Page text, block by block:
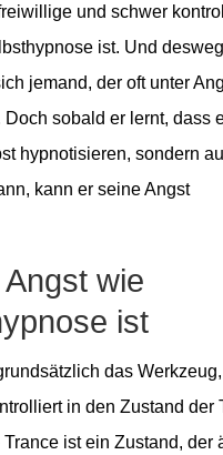
und schwer
ist. Und
jemand, der oft unter
Doch sobald er lernt, dass
hypnotisieren, sondern
kann er seine Angst
wie
ist
das
in den Zustand der
ist ein Zustand, der